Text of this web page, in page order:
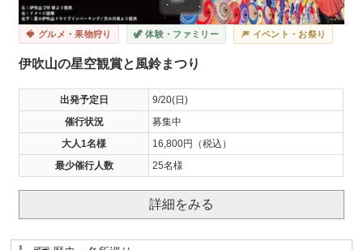
🍓 グルメ・果物狩り 🦖 体験・ファミリー 🎆 イベント・お祭り
伊吹山の星空観賞と風鈴まつり
出発予定日
9/20(日)
催行状況
募集中
大人1名様
16,800円（税込）
最少催行人数
25名様
詳細をみる